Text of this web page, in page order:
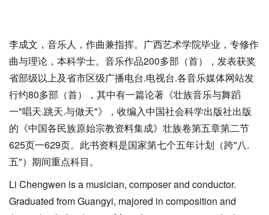
李成文，音乐人，作曲兼指挥。广西艺术学院毕业，专修作
曲与理论，本科学士。音乐作品200多部（首），发表获奖
省部级以上及省市区级广播电台.电视台.各音乐媒体网站发
行约80多部（首），其中有一篇论著《壮族音乐与舞蹈
一"唱天.跳天.与做天"》，收编入中国社会科学出版社出版
的《中国各民族原始宗教资料集成》壮族卷第五章第二节
625页一629页。此书资料是国家第七个五年计划（跨"八.
五"）期间重点科目。
Li Chengwen is a musician, composer and conductor.
Graduated from Guangyi, majored in composition and